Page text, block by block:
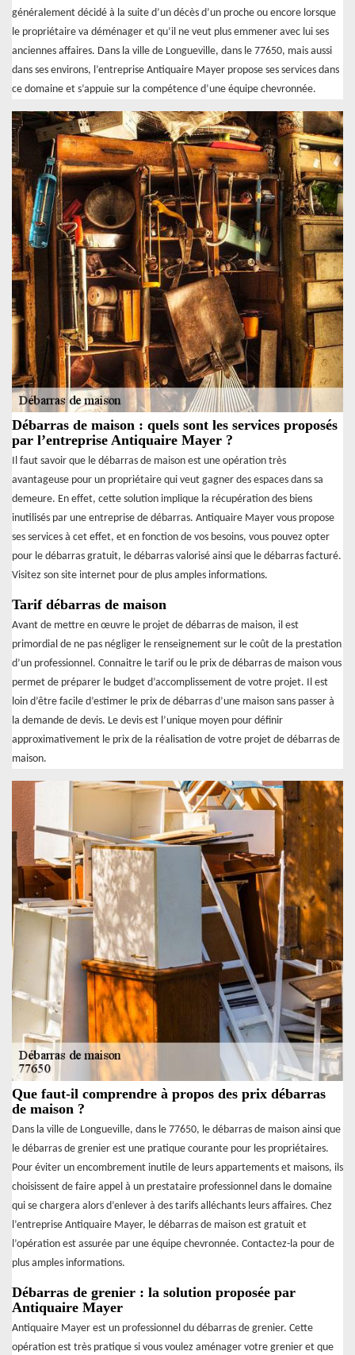
généralement décidé à la suite d’un décès d’un proche ou encore lorsque
le propriétaire va déménager et qu’il ne veut plus emmener avec lui ses
anciennes affaires. Dans la ville de Longueville, dans le 77650, mais aussi
dans ses environs, l’entreprise Antiquaire Mayer propose ses services dans
ce domaine et s’appuie sur la compétence d’une équipe chevronnée.
Débarras de maison : quels sont les services proposés
par l’entreprise Antiquaire Mayer ?
Il faut savoir que le débarras de maison est une opération très
avantageuse pour un propriétaire qui veut gagner des espaces dans sa
demeure. En effet, cette solution implique la récupération des biens
inutilisés par une entreprise de débarras. Antiquaire Mayer vous propose
ses services à cet effet, et en fonction de vos besoins, vous pouvez opter
pour le débarras gratuit, le débarras valorisé ainsi que le débarras facturé.
Visitez son site internet pour de plus amples informations.
Tarif débarras de maison
Avant de mettre en œuvre le projet de débarras de maison, il est
primordial de ne pas négliger le renseignement sur le coût de la prestation
d’un professionnel. Connaitre le tarif ou le prix de débarras de maison vous
permet de préparer le budget d’accomplissement de votre projet. Il est
loin d’être facile d’estimer le prix de débarras d’une maison sans passer à
la demande de devis. Le devis est l’unique moyen pour définir
approximativement le prix de la réalisation de votre projet de débarras de
maison.
Que faut-il comprendre à propos des prix débarras
de maison ?
Dans la ville de Longueville, dans le 77650, le débarras de maison ainsi que
le débarras de grenier est une pratique courante pour les propriétaires.
Pour éviter un encombrement inutile de leurs appartements et maisons, ils
choisissent de faire appel à un prestataire professionnel dans le domaine
qui se chargera alors d’enlever à des tarifs alléchants leurs affaires. Chez
l’entreprise Antiquaire Mayer, le débarras de maison est gratuit et
l’opération est assurée par une équipe chevronnée. Contactez-la pour de
plus amples informations.
Débarras de grenier : la solution proposée par
Antiquaire Mayer
Antiquaire Mayer est un professionnel du débarras de grenier. Cette
opération est très pratique si vous voulez aménager votre grenier et que